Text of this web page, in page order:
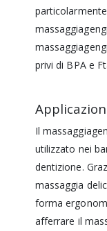
privi di BPA e
Il
utilizzato nei
dentizione.
massaggia
forma
afferrare il